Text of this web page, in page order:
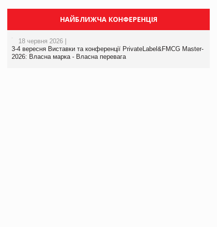
НАЙБЛИЖЧА КОНФЕРЕНЦІЯ
18 червня 2026 |
3-4 вересня Виставки та конференції PrivateLabel&FMCG Master-
2026: Власна марка - Власна перевага